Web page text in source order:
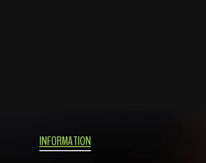
INFORMATION